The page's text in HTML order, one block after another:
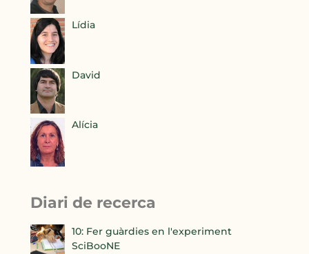
Lídia
David
Alícia
Diari de recerca
10: Fer guàrdies en l'experiment
SciBooNE